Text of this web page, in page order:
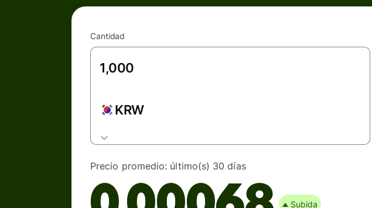
Cantidad
KRW
Precio promedio: último(s) 30 días
Subida